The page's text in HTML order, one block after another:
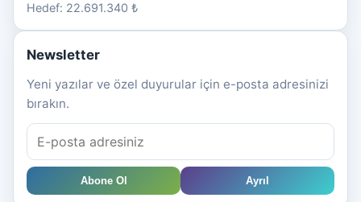
Hedef: 22.691.340 ₺
Newsletter
Yeni yazılar ve özel duyurular için e-posta adresinizi
bırakın.
Abone Ol Ayrıl